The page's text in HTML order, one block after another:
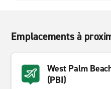
Emplacements à
West Palm
(PBI)